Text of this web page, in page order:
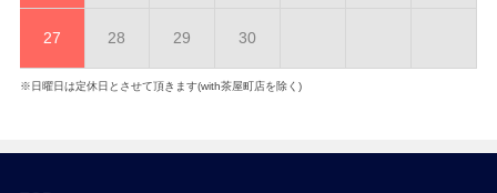
27 28 29 30
※日曜日は定休日とさせて頂きます(with茶屋町店を除く)